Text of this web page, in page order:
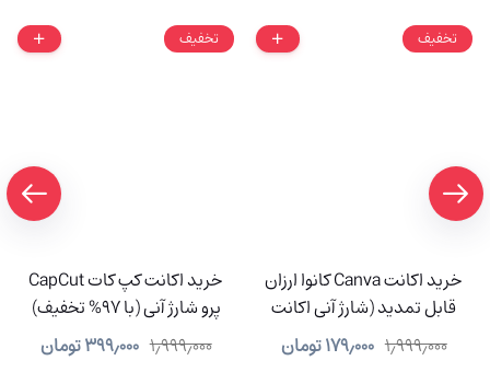
تخفیف
خرید اکانت Canva کانوا ارزان
قابل تمدید (شارژ آنی اکانت
شما) ۱٫۹۹۹٫۰۰۰ ۱۷۹٫۰۰۰تومان
تخفیف
خرید اکانت کپ کات CapCut
پرو شارژ آنی (با 97% تخفیف)
۱٫۹۹۹٫۰۰۰ ۳۹۹٫۰۰۰تومان